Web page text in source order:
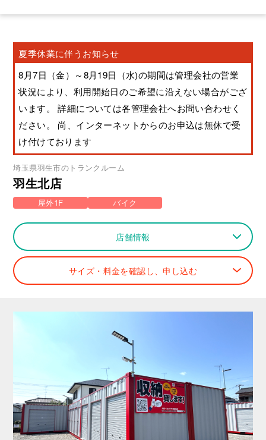
夏季休業に伴うお知らせ
8月7日（金）～8月19日（水)の期間は管理会社の営業
状況により、利用開始日のご希望に沿えない場合がござ
います。 詳細については各管理会社へお問い合わせく
ださい。 尚、インターネットからのお申込は無休で受
け付けております
埼玉県羽生市のトランクルーム
羽生北店
屋外1F バイク
店舗情報
サイズ・料金を確認し、申し込む